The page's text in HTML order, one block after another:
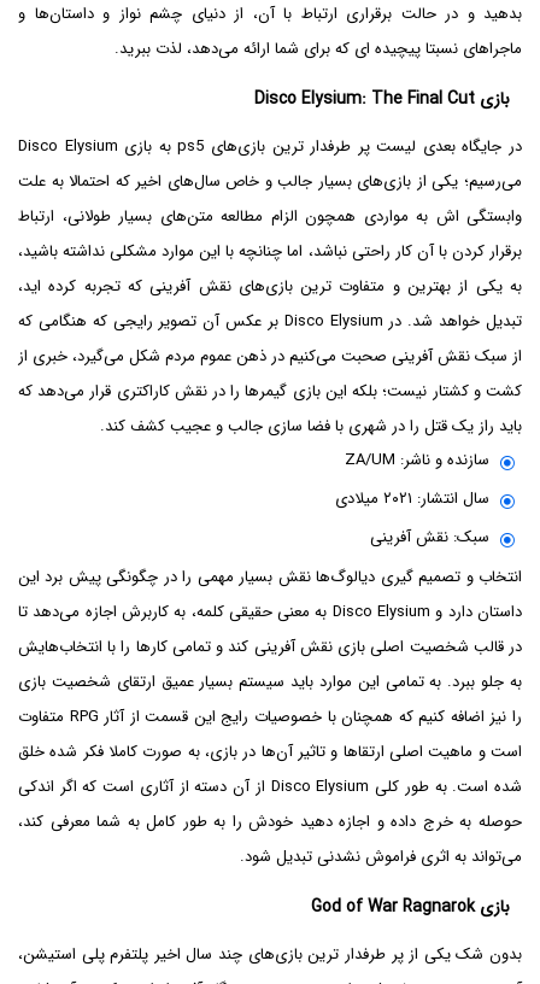
بدهید و در حالت برقراری ارتباط با آن، از دنیای چشم نواز و داستان‌ها و
ماجراهای نسبتا پیچیده ای که برای شما ارائه می‌دهد، لذت ببرید.
بازی Disco Elysium: The Final Cut
در جایگاه بعدی لیست پر طرفدار ترین بازی‌های ps5 به بازی Disco Elysium
می‌رسیم؛ یکی از بازی‌های بسیار جالب و خاص سال‌های اخیر که احتمالا به علت
وابستگی اش به مواردی همچون الزام مطالعه متن‌های بسیار طولانی، ارتباط
برقرار کردن با آن کار راحتی نباشد، اما چنانچه با این موارد مشکلی نداشته باشید،
به یکی از بهترین و متفاوت ترین بازی‌های نقش آفرینی که تجربه کرده اید،
تبدیل خواهد شد. در Disco Elysium بر عکس آن تصویر رایجی که هنگامی که
از سبک نقش آفرینی صحبت می‌کنیم در ذهن عموم مردم شکل می‌گیرد، خبری از
کشت و کشتار نیست؛ بلکه این بازی گیمرها را در نقش کاراکتری قرار می‌دهد که
باید راز یک قتل را در شهری با فضا سازی جالب و عجیب کشف کند.
سازنده و ناشر: ZA/UM
سال انتشار: ۲۰۲۱ میلادی
سبک: نقش آفرینی
انتخاب و تصمیم گیری دیالوگ‌ها نقش بسیار مهمی را در چگونگی پیش برد این
داستان دارد و Disco Elysium به معنی حقیقی کلمه، به کاربرش اجازه می‌دهد تا
در قالب شخصیت اصلی بازی نقش آفرینی کند و تمامی کارها را با انتخاب‌هایش
به جلو ببرد. به تمامی این موارد باید سیستم بسیار عمیق ارتقای شخصیت بازی
را نیز اضافه کنیم که همچنان با خصوصیات رایج این قسمت از آثار RPG متفاوت
است و ماهیت اصلی ارتقا‌ها و تاثیر آن‌ها در بازی، به صورت کاملا فکر ‌شده خلق
شده است. به طور کلی Disco Elysium از آن دسته از آثاری است که اگر اندکی
حوصله به خرج داده و اجازه دهید خودش را به طور کامل به شما معرفی کند،
می‌تواند به اثری فراموش نشدنی تبدیل شود.
بازی God of War Ragnarok
بدون شک یکی از پر طرفدار ترین بازی‌های چند سال اخیر پلتفرم پلی استیشن،